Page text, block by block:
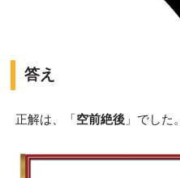
答え
正解は、「空前絶後」でした。